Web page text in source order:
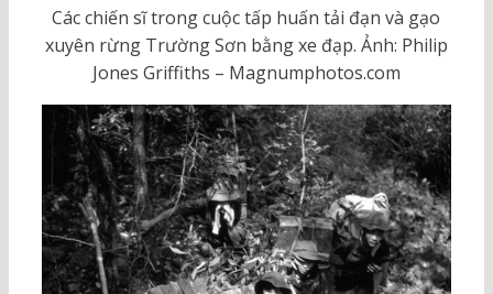
Các chiến sĩ trong cuộc tấp huấn tải đạn và gạo
xuyên rừng Trường Sơn bằng xe đạp. Ảnh: Philip
Jones Griffiths – Magnumphotos.com